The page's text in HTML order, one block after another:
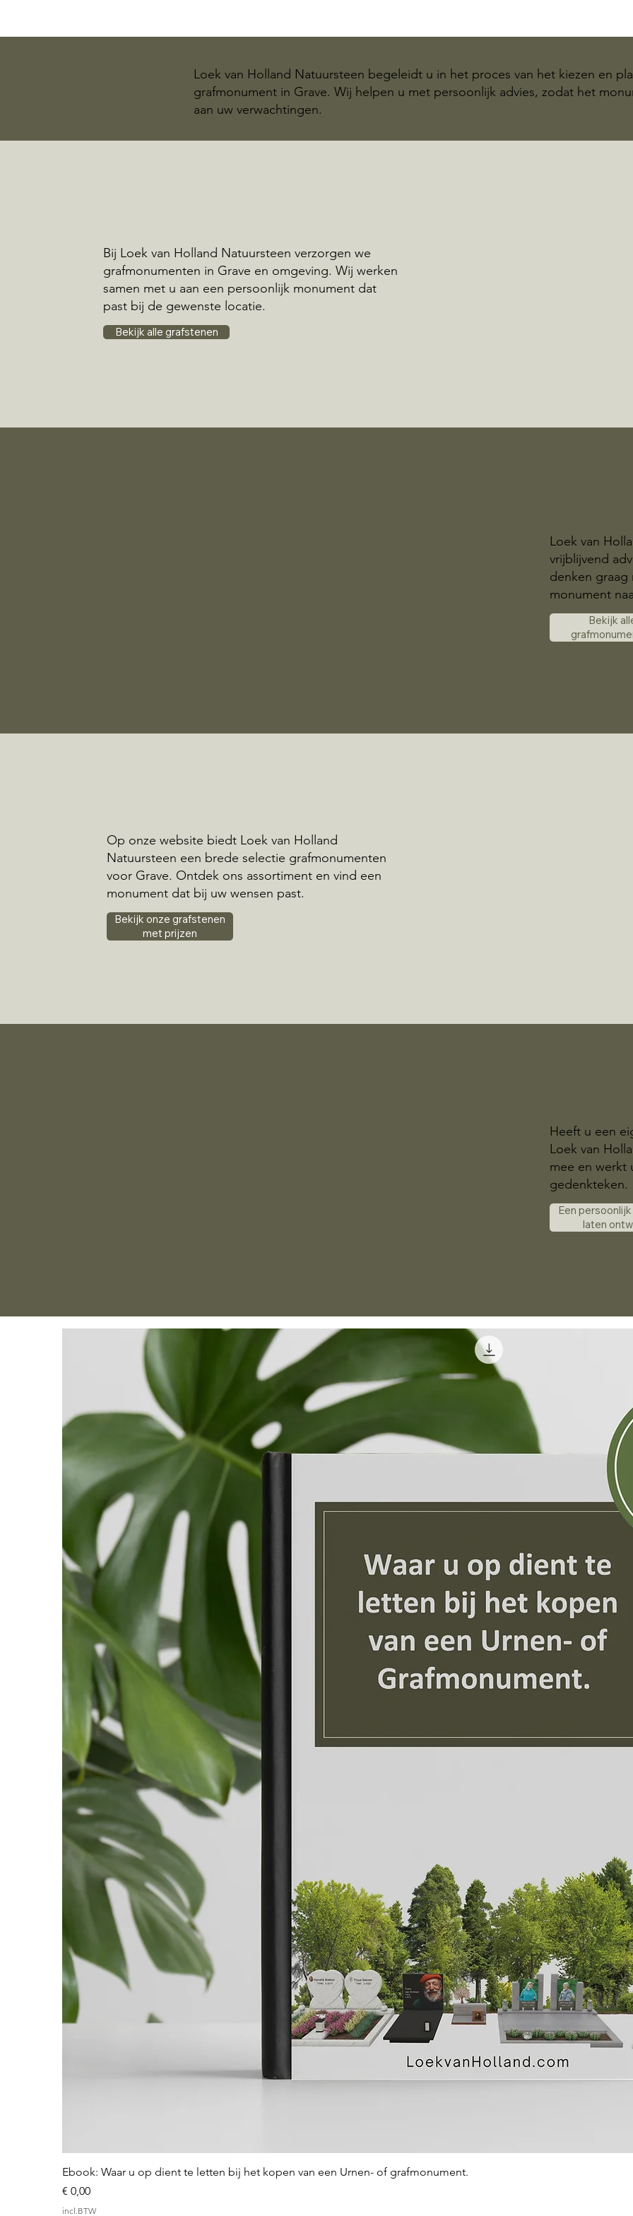
Loek van Holland Natuursteen begeleidt u in het proces van het kiezen en
grafmonument in Grave. Wij helpen u met persoonlijk advies, zodat het
aan uw verwachtingen.
Bij Loek van Holland Natuursteen verzorgen we
grafmonumenten in Grave en omgeving. Wij werken
samen met u aan een persoonlijk monument dat
past bij de gewenste locatie.
Bekijk alle grafstenen
Loek van
vrijblijvend
denken graag
monument
Bekijk
Op onze website biedt Loek van Holland
Natuursteen een brede selectie grafmonumenten
voor Grave. Ontdek ons assortiment en vind een
monument dat bij uw wensen past.
Bekijk onze grafstenen
met prijzen
Heeft u een
Loek van
mee en werkt
gedenkteken.
Een
laten
Snel overzicht
Ebook: Waar u op dient te letten bij het kopen van een Urnen- of grafmonument.
Prijs
€ 0,00
incl.BTW